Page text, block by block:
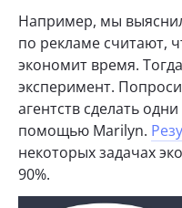
Например, мы
по рекламе считают,
экономит время.
эксперимент.
агентств сделать
помощью Marilyn.
некоторых задачах
90%.